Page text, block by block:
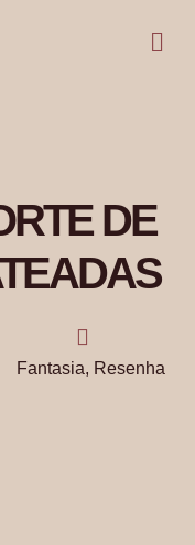
DE
Fantasia, Resenha